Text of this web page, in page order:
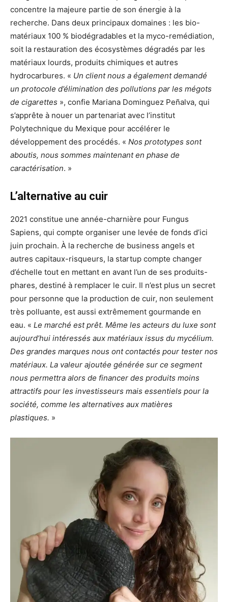
concentre la majeure partie de son énergie à la
recherche. Dans deux principaux domaines : les bio-
matériaux 100 % biodégradables et la myco-remédiation,
soit la restauration des écosystèmes dégradés par les
matériaux lourds, produits chimiques et autres
hydrocarbures. « Un client nous a également demandé
un protocole d’élimination des pollutions par les mégots
de cigarettes », confie Mariana Dominguez Peñalva, qui
s’apprête à nouer un partenariat avec l’institut
Polytechnique du Mexique pour accélérer le
développement des procédés. « Nos prototypes sont
aboutis, nous sommes maintenant en phase de
caractérisation. »
L’alternative au cuir
2021 constitue une année-charnière pour Fungus
Sapiens, qui compte organiser une levée de fonds d’ici
juin prochain. À la recherche de business angels et
autres capitaux-risqueurs, la startup compte changer
d’échelle tout en mettant en avant l’un de ses produits-
phares, destiné à remplacer le cuir. Il n’est plus un secret
pour personne que la production de cuir, non seulement
très polluante, est aussi extrêmement gourmande en
eau. « Le marché est prêt. Même les acteurs du luxe sont
aujourd’hui intéressés aux matériaux issus du mycélium.
Des grandes marques nous ont contactés pour tester nos
matériaux. La valeur ajoutée générée sur ce segment
nous permettra alors de financer des produits moins
attractifs pour les investisseurs mais essentiels pour la
société, comme les alternatives aux matières
plastiques. »